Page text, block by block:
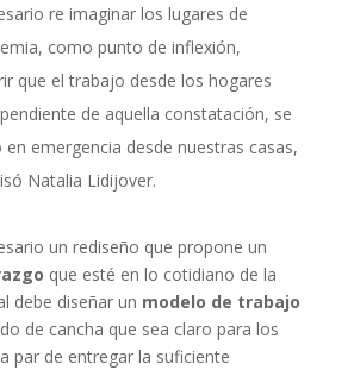
re imaginar los lugares de
como punto de inflexión,
que el trabajo desde los hogares
de aquella constatación, se
emergencia desde nuestras casas,
Natalia Lidijover.
un rediseño que propone un
que esté en lo cotidiano de la
debe diseñar un modelo de trabajo
de cancha que sea claro para los
par de entregar la suficiente